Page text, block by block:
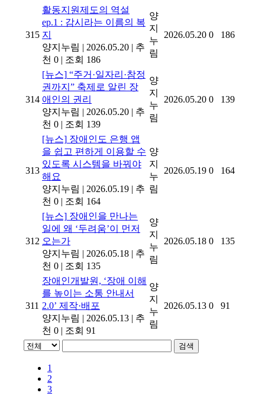
315
활동지원제도의 역설
ep.1 : 감시라는 이름의 복
지
양지누림 | 2026.05.20 | 추
천 0 | 조회 186
양
지
누
림
2026.05.20 0 186
314
[뉴스] “주거·일자리·참정
권까지” 축제로 알린 장
애인의 권리
양지누림 | 2026.05.20 | 추
천 0 | 조회 139
양
지
누
림
2026.05.20 0 139
313
[뉴스] 장애인도 은행 앱
을 쉽고 편하게 이용할 수
있도록 시스템을 바꿔야
해요
양지누림 | 2026.05.19 | 추
천 0 | 조회 164
양
지
누
림
2026.05.19 0 164
312
[뉴스] 장애인을 만나는
일에 왜 ‘두려움’이 먼저
오는가
양지누림 | 2026.05.18 | 추
천 0 | 조회 135
양
지
누
림
2026.05.18 0 135
311
장애인개발원, ‘장애 이해
를 높이는 소통 안내서
2.0’ 제작·배포
양지누림 | 2026.05.13 | 추
천 0 | 조회 91
양
지
누
림
2026.05.13 0 91
검색
1
2
3